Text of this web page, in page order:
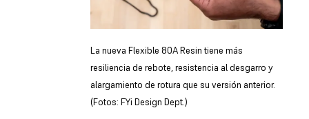
La nueva Flexible 80A Resin tiene más
resiliencia de rebote, resistencia al desgarro y
alargamiento de rotura que su versión anterior.
(Fotos: FYi Design Dept.)